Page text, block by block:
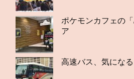
ポケモンカフェの
ア
高速バス、気にな